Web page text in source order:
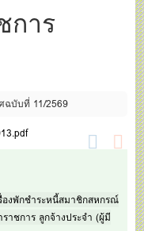
าร
ฉบับที่ 11/2569
องพักชำระหนี้สมาชิกสหกรณ์
าชการ ลูกจ้างประจำ (ผู้มี